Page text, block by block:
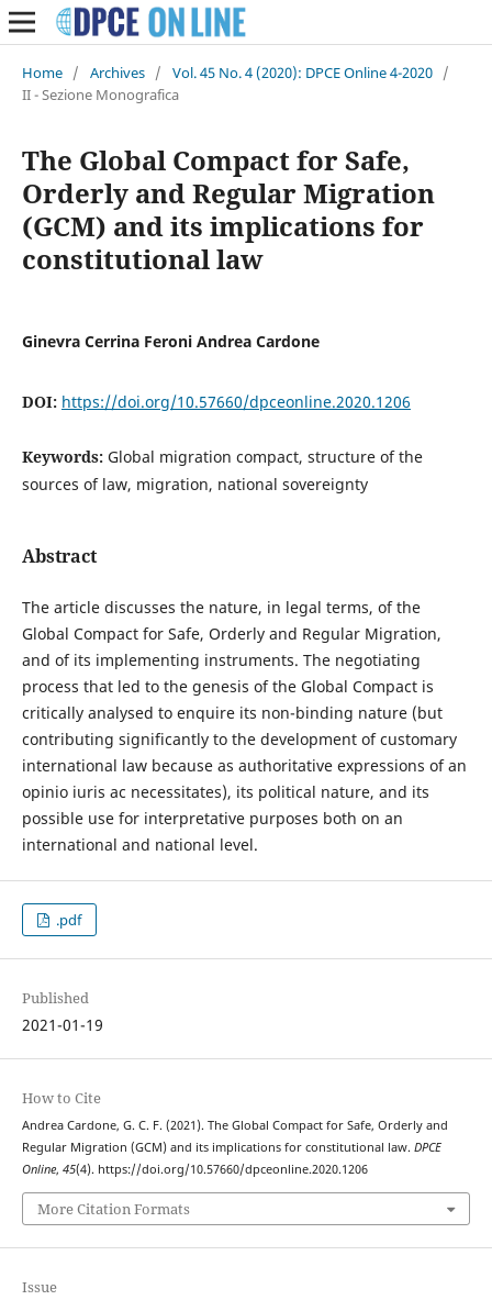
Home / Archives / Vol. 45 No. 4 (2020): DPCE Online 4-2020 /
II - Sezione Monografica
The Global Compact for Safe,
Orderly and Regular Migration
(GCM) and its implications for
constitutional law
Ginevra Cerrina Feroni Andrea Cardone
DOI: https://doi.org/10.57660/dpceonline.2020.1206
Keywords: Global migration compact, structure of the
sources of law, migration, national sovereignty
Abstract
The article discusses the nature, in legal terms, of the
Global Compact for Safe, Orderly and Regular Migration,
and of its implementing instruments. The negotiating
process that led to the genesis of the Global Compact is
critically analysed to enquire its non-binding nature (but
contributing significantly to the development of customary
international law because as authoritative expressions of an
opinio iuris ac necessitates), its political nature, and its
possible use for interpretative purposes both on an
international and national level.
.pdf
Published
2021-01-19
How to Cite
Andrea Cardone, G. C. F. (2021). The Global Compact for Safe, Orderly and
Regular Migration (GCM) and its implications for constitutional law. DPCE
Online, 45(4). https://doi.org/10.57660/dpceonline.2020.1206
More Citation Formats
Issue